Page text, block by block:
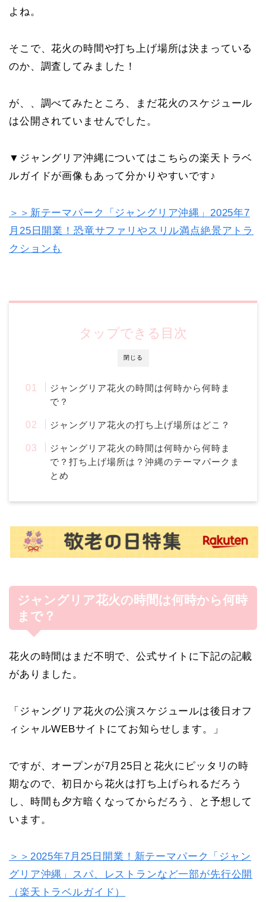
よね。
そこで、花火の時間や打ち上げ場所は決まっている
のか、調査してみました！
が、、調べてみたところ、まだ花火のスケジュール
は公開されていませんでした。
▼ジャングリア沖縄についてはこちらの楽天トラベ
ルガイドが画像もあって分かりやすいです♪
＞＞新テーマパーク「ジャングリア沖縄」2025年7
月25日開業！恐竜サファリやスリル満点絶景アトラ
クションも
閉じる
タップできる目次
ジャングリア花火の時間は何時から何時ま
で？
ジャングリア花火の打ち上げ場所はどこ？
ジャングリア花火の時間は何時から何時ま
で？打ち上げ場所は？沖縄のテーマパークま
とめ
ジャングリア花火の時間は何時から何時
まで？
花火の時間はまだ不明で、公式サイトに下記の記載
がありました。
「ジャングリア花火の公演スケジュールは後日オフ
ィシャルWEBサイトにてお知らせします。」
ですが、オープンが7月25日と花火にピッタリの時
期なので、初日から花火は打ち上げられるだろう
し、時間も夕方暗くなってからだろう、と予想して
います。
＞＞2025年7月25日開業！新テーマパーク「ジャン
グリア沖縄」スパ、レストランなど一部が先行公開
（楽天トラベルガイド）